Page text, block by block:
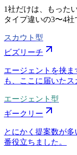
1社だけは、もった
タイプ違いの3〜4社
スカウト型
ビズリーチ
エージェントを挟
も、ここに届いたス
エージェント型
ギークリー
とにかく提案数が
番役立ちました。